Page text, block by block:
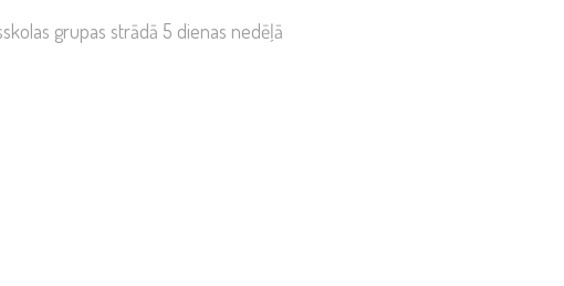
grupas strādā 5 dienas nedēļā